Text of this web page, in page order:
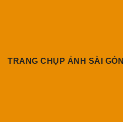
TRANG CHỤP ẢNH SÀI GÒN